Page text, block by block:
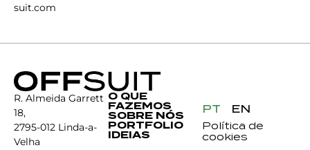
suit.com
R. Almeida Garrett
18,
2795-012 Linda-a-
Velha
O QUE
FAZEMOS
SOBRE NÓS
PORTFOLIO
IDEIAS
PT EN
Política de
cookies